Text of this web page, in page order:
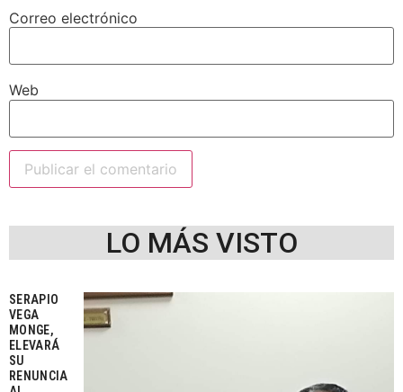
Correo electrónico
Web
LO MÁS VISTO
SERAPIO
VEGA
MONGE,
ELEVARÁ
SU
RENUNCIA